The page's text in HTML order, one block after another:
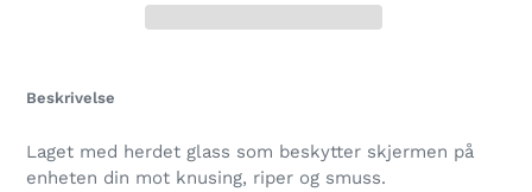
til
i
handlekurven
Beskrivelse
Laget med herdet glass som beskytter skjermen på
enheten din mot knusing, riper og smuss.